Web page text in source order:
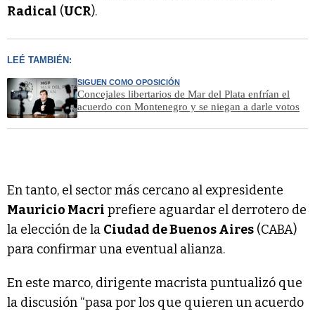
Radical (UCR).
LEÉ TAMBIÉN:
SIGUEN COMO OPOSICIÓN
Concejales libertarios de Mar del Plata enfrían el
acuerdo con Montenegro y se niegan a darle votos
En tanto, el sector más cercano al expresidente
Mauricio Macri prefiere aguardar el derrotero de
la elección de la Ciudad de Buenos Aires (CABA)
para confirmar una eventual alianza.
En este marco, dirigente macrista puntualizó que
la discusión “pasa por los que quieren un acuerdo